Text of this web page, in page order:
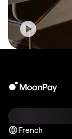
French